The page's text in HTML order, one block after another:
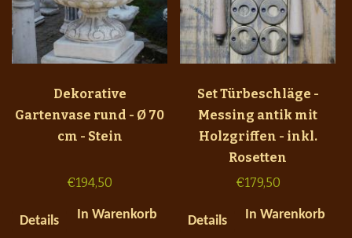
Dekorative
Gartenvase rund - Ø 70
cm - Stein
€194,50
Details In Warenkorb
Set Türbeschläge -
Messing antik mit
Holzgriffen - inkl.
Rosetten
€179,50
Details In Warenkorb